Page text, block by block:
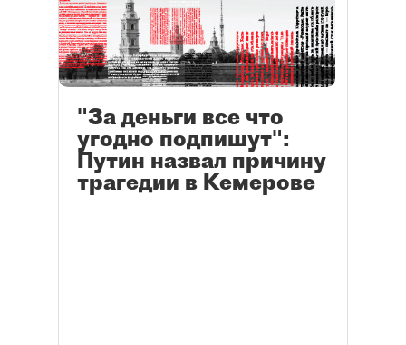
"За деньги все что
угодно подпишут":
Путин назвал причину
трагедии в Кемерове